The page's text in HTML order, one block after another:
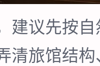
建议先按
清旅馆结